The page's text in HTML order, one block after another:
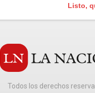
Listo,
Todos los derechos